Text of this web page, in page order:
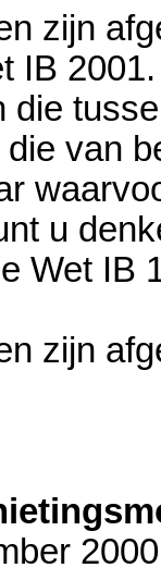
zijn
IB
die
van
u
Wet IB
zijn